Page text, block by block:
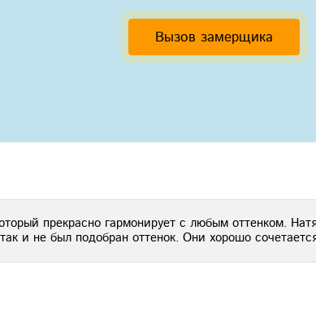
Вызов замерщика
прекрасно гармонирует с любым оттенком.
и не был подобран оттенок. Они хорошо